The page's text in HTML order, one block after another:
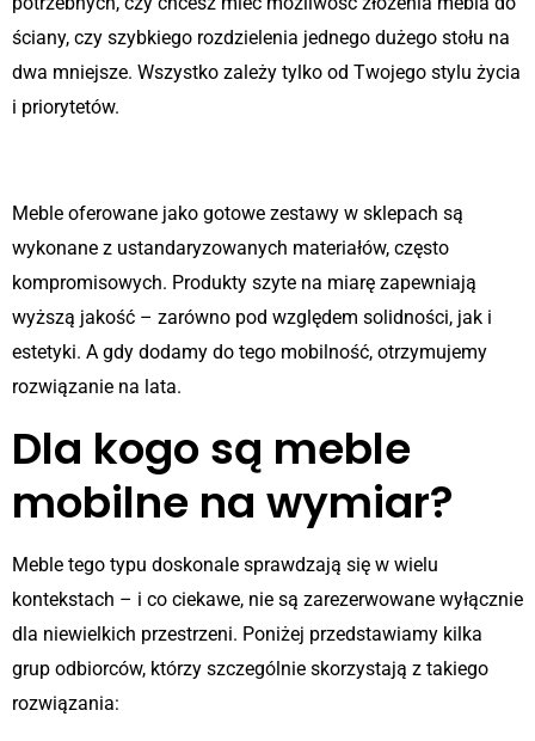
ściany, czy szybkiego rozdzielenia jednego dużego stołu na
dwa mniejsze. Wszystko zależy tylko od Twojego stylu życia
i priorytetów.
Meble oferowane jako gotowe zestawy w sklepach są
wykonane z ustandaryzowanych materiałów, często
kompromisowych. Produkty szyte na miarę zapewniają
wyższą jakość – zarówno pod względem solidności, jak i
estetyki. A gdy dodamy do tego mobilność, otrzymujemy
rozwiązanie na lata.
Dla kogo są meble
mobilne na wymiar?
Meble tego typu doskonale sprawdzają się w wielu
kontekstach – i co ciekawe, nie są zarezerwowane wyłącznie
dla niewielkich przestrzeni. Poniżej przedstawiamy kilka
grup odbiorców, którzy szczególnie skorzystają z takiego
rozwiązania: